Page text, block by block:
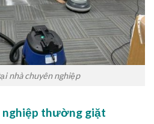
nhà chuyên nghiệp
nghiệp thường giặt